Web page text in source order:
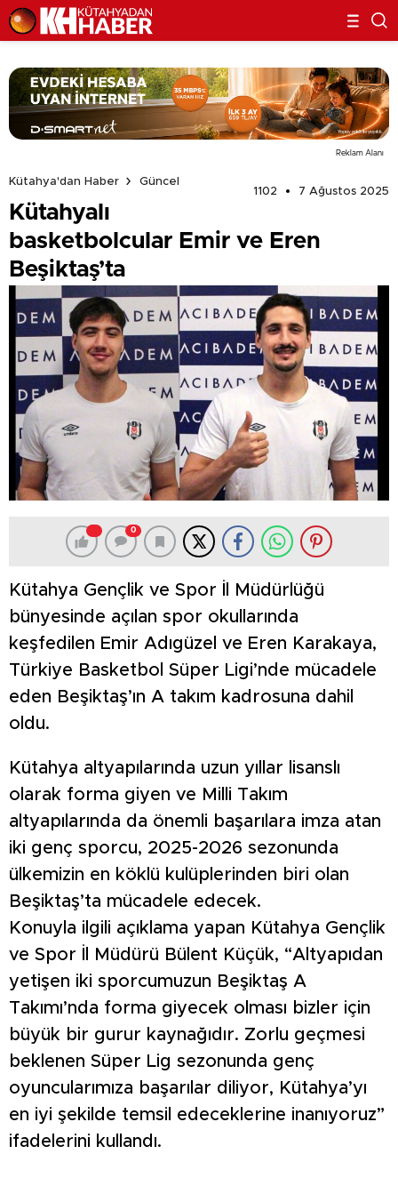
Reklam Alanı
Kütahya'dan Haber
Güncel
1102
7 Ağustos 2025
Kütahyalı
basketbolcular Emir ve Eren
Beşiktaş’ta
0
Kütahya Gençlik ve Spor İl Müdürlüğü
bünyesinde açılan spor okullarında
keşfedilen Emir Adıgüzel ve Eren Karakaya,
Türkiye Basketbol Süper Ligi’nde mücadele
eden Beşiktaş’ın A takım kadrosuna dahil
oldu.
Kütahya altyapılarında uzun yıllar lisanslı
olarak forma giyen ve Milli Takım
altyapılarında da önemli başarılara imza atan
iki genç sporcu, 2025-2026 sezonunda
ülkemizin en köklü kulüplerinden biri olan
Beşiktaş’ta mücadele edecek.
Konuyla ilgili açıklama yapan Kütahya Gençlik
ve Spor İl Müdürü Bülent Küçük, “Altyapıdan
yetişen iki sporcumuzun Beşiktaş A
Takımı’nda forma giyecek olması bizler için
büyük bir gurur kaynağıdır. Zorlu geçmesi
beklenen Süper Lig sezonunda genç
oyuncularımıza başarılar diliyor, Kütahya’yı
en iyi şekilde temsil edeceklerine inanıyoruz”
ifadelerini kullandı.